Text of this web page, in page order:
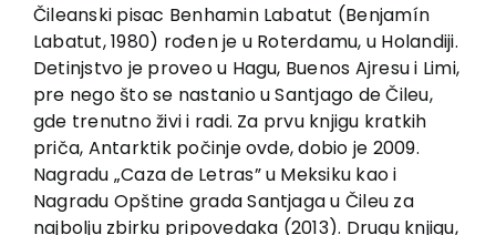
About us
Books
In preparation
Sale
Authors
News
EU PROJECTS
Čileanski pisac Benhamin Labatut (Benjamín
Labatut, 1980) rođen je u Roterdamu, u Holandiji.
Detinjstvo je proveo u Hagu, Buenos Ajresu i Limi,
pre nego što se nastanio u Santjago de Čileu,
gde trenutno živi i radi. Za prvu knjigu kratkih
priča, Antarktik počinje ovde, dobio je 2009.
Nagradu „Caza de Letras” u Meksiku kao i
Nagradu Opštine grada Santjaga u Čileu za
najbolju zbirku pripovedaka (2013). Drugu knjigu,